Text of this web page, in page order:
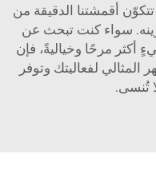
أقمشتنا الدقيقة من
سواء كنت تبحث عن
مرحًا وخياليةً، فإن
لفعاليتك وتوفر